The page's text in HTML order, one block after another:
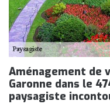
Aménagement de
Garonne dans le
paysagiste